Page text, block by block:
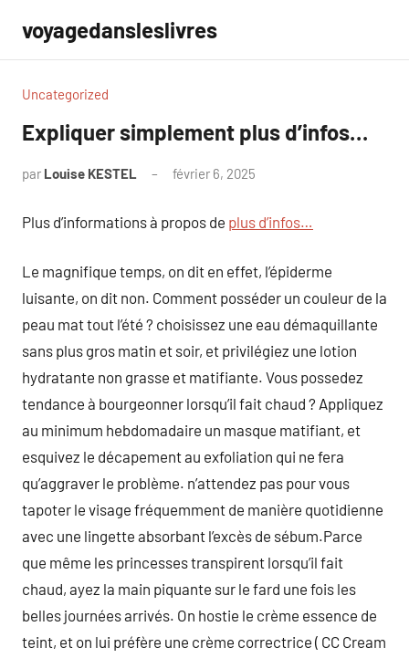
contenu
voyagedansleslivres
Uncategorized
Expliquer simplement plus d’infos…
par Louise KESTEL février 6, 2025
Plus d’informations à propos de plus d’infos…
Le magnifique temps, on dit en effet, l’épiderme
luisante, on dit non. Comment posséder un couleur de la
peau mat tout l’été ? choisissez une eau démaquillante
sans plus gros matin et soir, et privilégiez une lotion
hydratante non grasse et matifiante. Vous possedez
tendance à bourgeonner lorsqu’il fait chaud ? Appliquez
au minimum hebdomadaire un masque matifiant, et
esquivez le décapement au exfoliation qui ne fera
qu’aggraver le problème. n’attendez pas pour vous
tapoter le visage fréquemment de manière quotidienne
avec une lingette absorbant l’excès de sébum.Parce
que même les princesses transpirent lorsqu’il fait
chaud, ayez la main piquante sur le fard une fois les
belles journées arrivés. On hostie le crème essence de
teint, et on lui préfère une crème correctrice ( CC Cream